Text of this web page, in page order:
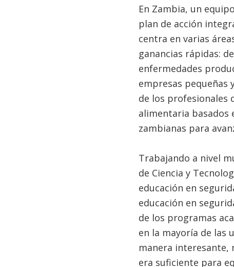
En Zambia, un
plan de acción
centra en varias
ganancias rápidas:
enfermedades
empresas pequeñas
de los profesionales
alimentaria basados
zambianas para
Trabajando a nivel
de Ciencia y
educación en
educación en
de los programas
en la mayoría de las
manera interesante,
era suficiente para